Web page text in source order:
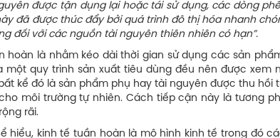
được tận dụng lại hoặc tái sử dụng, các dòng
đã được thúc đẩy bởi quá trình đô thị hóa nhanh
đối với các nguồn tài nguyên thiên nhiên có hạn”.
hoàn là nhằm kéo dài thời gian sử dụng các sản
một quy trình sản xuất tiêu dùng đều nên được xem
kể đó là sản phẩm phụ hay tài nguyên được thu
môi trường tự nhiên. Cách tiếp cận này là tương
rãi.
hiểu, kinh tế tuần hoàn là mô hình kinh tế trong đó